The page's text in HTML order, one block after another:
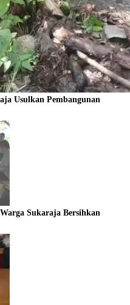
Usulkan Pembangunan
Sukaraja Bersihkan